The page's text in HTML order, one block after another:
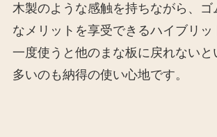
木製のような感触を持ちながら、ゴ
なメリットを享受できるハイブリッ
一度使うと他のまな板に戻れないと
多いのも納得の使い心地です。